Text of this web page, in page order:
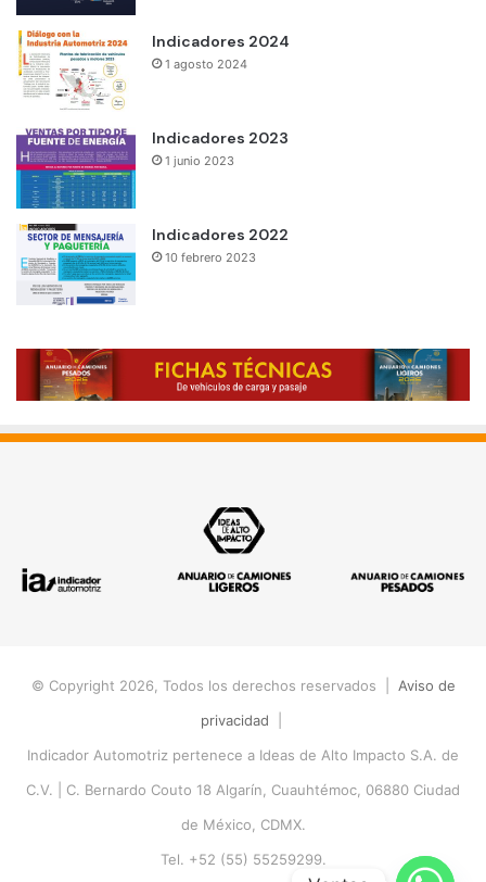
Indicadores 2024
1 agosto 2024
Indicadores 2023
1 junio 2023
Indicadores 2022
10 febrero 2023
© Copyright 2026, Todos los derechos reservados | Aviso de
privacidad
Indicador Automotriz pertenece a Ideas de Alto Impacto S.A. de
C.V. | C. Bernardo Couto 18 Algarín, Cuauhtémoc, 06880 Ciudad
de México, CDMX.
Tel. +52 (55) 55259299.